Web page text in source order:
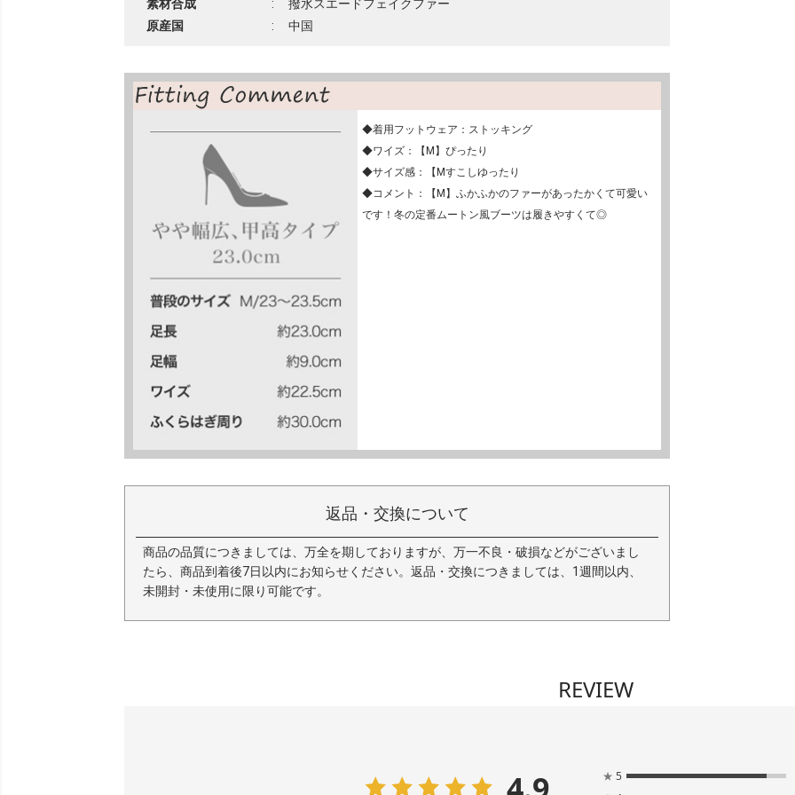
素材合成
:
撥水スエードフェイクファー
原産国
: 中国
◆着用フットウェア：ストッキング
◆ワイズ：【M】ぴったり
◆サイズ感：【Mすこしゆったり
◆コメント：【M】ふかふかのファーがあったかくて可愛い
です！冬の定番ムートン風ブーツは履きやすくて◎
返品・交換について
商品の品質につきましては、万全を期しておりますが、万一不良・破損などがございまし
たら、商品到着後7日以内にお知らせください。返品・交換につきましては、1週間以内、
未開封・未使用に限り可能です。
REVIEW
★ 5